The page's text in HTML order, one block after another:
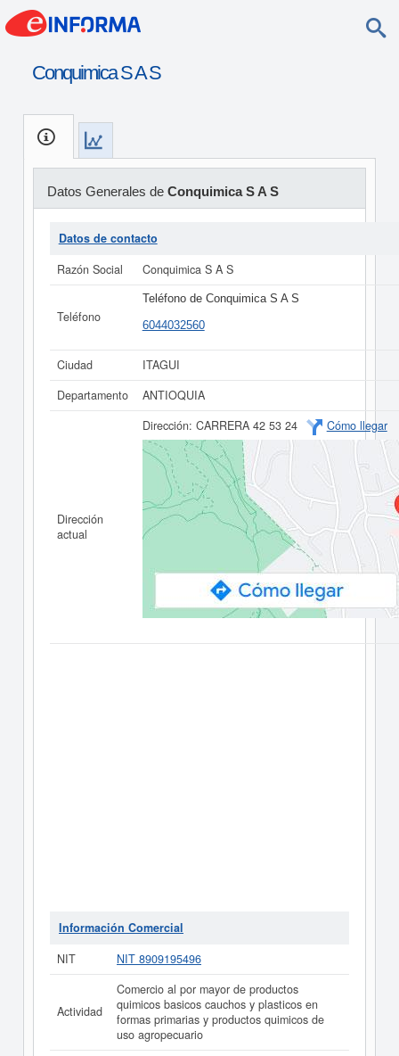
Conquimica S A S
Datos Generales de Conquimica S A S
Datos de contacto
Razón Social
Conquimica S A S
Teléfono
Teléfono de Conquimica S A S
6044032560
Ciudad
ITAGUI
Departamento
ANTIOQUIA
Dirección
actual
Dirección: CARRERA 42 53 24 Cómo llegar
Información Comercial
NIT
NIT 8909195496
Actividad
Comercio al por mayor de productos
quimicos basicos cauchos y plasticos en
formas primarias y productos quimicos de
uso agropecuario